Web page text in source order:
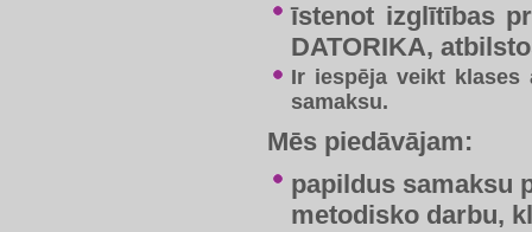
​īstenot izglītības
DATORIKA,
Ir iespēja veikt klases
samaksu.
Mēs piedāvājam:
​papildus samaksu
metodisko darbu,